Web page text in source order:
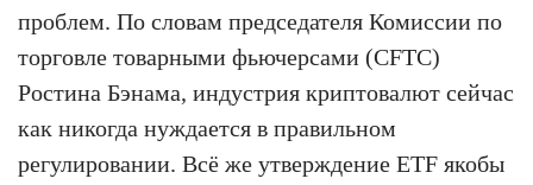
проблем. По словам председателя Комиссии по
торговле товарными фьючерсами (CFTC)
Ростина Бэнама, индустрия криптовалют сейчас
как никогда нуждается в правильном
регулировании. Всё же утверждение ETF якобы